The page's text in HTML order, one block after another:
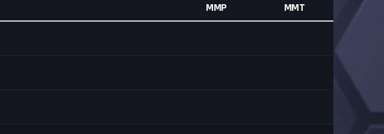
MMP MMT